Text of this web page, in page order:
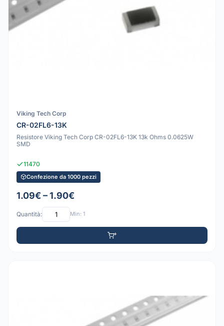
Viking Tech Corp
CR-02FL6-13K
Resistore Viking Tech Corp CR-02FL6-13K 13k Ohms 0.0625W
SMD
11470
Confezione da 1000 pezzi
1.09€ – 1.90€
Quantità: Min: 1